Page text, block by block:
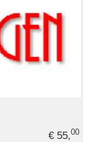
€ 55,00